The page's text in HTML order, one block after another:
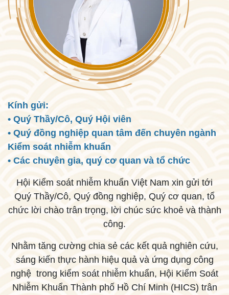
Kính gửi:
• Quý Thầy/Cô, Quý Hội viên
• Quý đồng nghiệp quan tâm đến chuyên ngành
Kiểm soát nhiễm khuẩn
• Các chuyên gia, quý cơ quan và tổ chức
Hội Kiểm soát nhiễm khuẩn Việt Nam xin gửi tới
Quý Thầy/Cô, Quý đồng nghiệp, Quý cơ quan, tổ
chức lời chào trân trọng, lời chúc sức khoẻ và thành
công.
Nhằm tăng cường chia sẻ các kết quả nghiên cứu,
sáng kiến thực hành hiệu quả và ứng dụng công
nghệ trong kiểm soát nhiễm khuẩn, Hội Kiểm Soát
Nhiễm Khuẩn Thành phố Hồ Chí Minh (HICS) trân